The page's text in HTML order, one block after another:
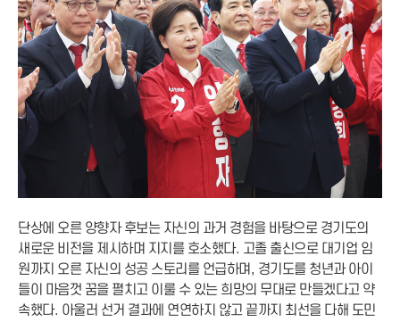
단상에 오른 양향자 후보는 자신의 과거 경험을 바탕으로 경기도의
새로운 비전을 제시하며 지지를 호소했다. 고졸 출신으로 대기업 임
원까지 오른 자신의 성공 스토리를 언급하며, 경기도를 청년과 아이
들이 마음껏 꿈을 펼치고 이룰 수 있는 희망의 무대로 만들겠다고 약
속했다. 아울러 선거 결과에 연연하지 않고 끝까지 최선을 다해 도민